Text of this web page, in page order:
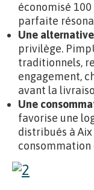
économisé
parfaite
Une
privilège.
traditionnels,
engagement,
avant la
Une
favorise une
distribués à
consommation